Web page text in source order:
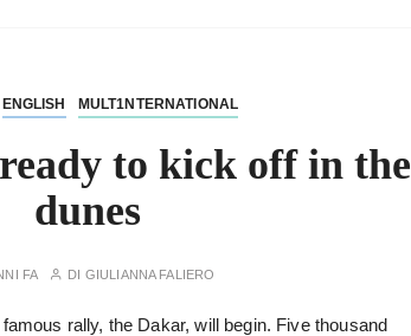
ENGLISH MULT1NTERNATIONAL
to kick off in the
dunes
FA DI GIULIANNA FALIERO
rally, the Dakar, will begin. Five thousand